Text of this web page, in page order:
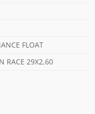
FLOAT
RACE 29X2,60